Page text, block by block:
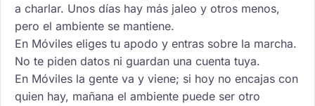
a charlar. Unos días hay más jaleo y otros menos,
pero el ambiente se mantiene.
En Móviles eliges tu apodo y entras sobre la marcha.
No te piden datos ni guardan una cuenta tuya.
En Móviles la gente va y viene; si hoy no encajas con
quien hay, mañana el ambiente puede ser otro